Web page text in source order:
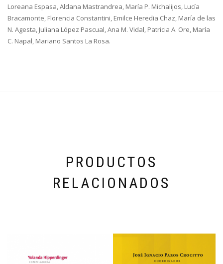
Loreana Espasa, Aldana Mastrandrea, María P. Michalijos, Lucía
Bracamonte, Florencia Constantini, Emilce Heredia Chaz, María de las
N. Agesta, Juliana López Pascual, Ana M. Vidal, Patricia A. Ore, María
C. Napal, Mariano Santos La Rosa.
PRODUCTOS
RELACIONADOS